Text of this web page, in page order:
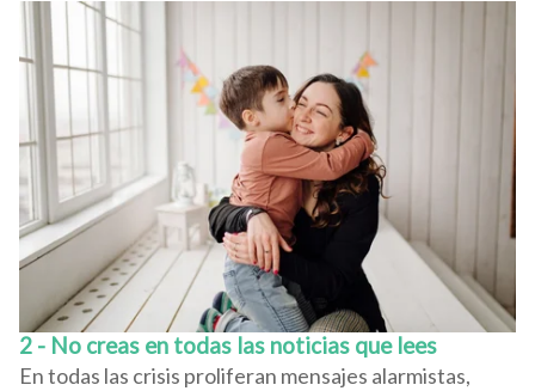
2 - No creas en todas las noticias que lees
En todas las crisis proliferan mensajes alarmistas,